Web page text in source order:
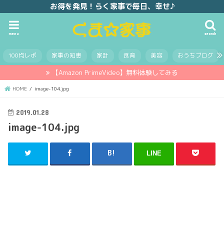
お得を発見！らく家事で毎日、幸せ♪
search
menu
100均レポ 家事の知恵 家計 食育 美容 おうちブログ
【Amazon PrimeVideo】無料体験してみる
HOME image-104.jpg
2019.01.28
image-104.jpg
LINE